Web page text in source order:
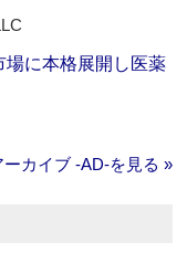
に本格展開し医薬
カイブ ‐AD‐を見る »